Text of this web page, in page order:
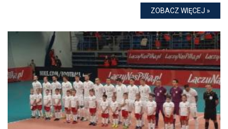
ZOBACZ WIĘCEJ »